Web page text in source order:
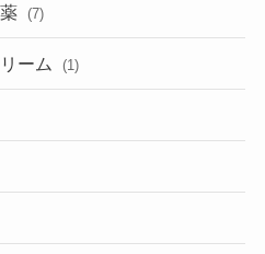
(7)
ーム (1)